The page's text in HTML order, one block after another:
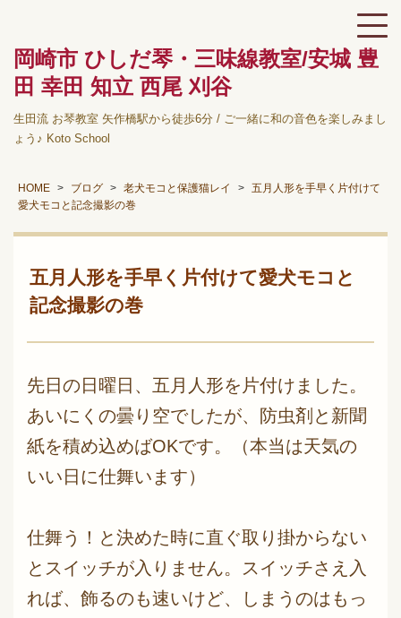
岡崎市 ひしだ琴・三味線教室/安城 豊
田 幸田 知立 西尾 刈谷
生田流 お琴教室 矢作橋駅から徒歩6分 / ご一緒に和の音色を楽しみまし
ょう♪ Koto School
HOME ブログ 老犬モコと保護猫レイ
五月人形を手早く片付けて
愛犬モコと記念撮影の巻
五月人形を手早く片付けて愛犬モコと
記念撮影の巻
先日の日曜日、五月人形を片付けました。
あいにくの曇り空でしたが、防虫剤と新聞
紙を積め込めばOKです。（本当は天気の
いい日に仕舞います）
仕舞う！と決めた時に直ぐ取り掛からない
とスイッチが入りません。スイッチさえ入
れば、飾るのも速いけど、しまうのはもっ